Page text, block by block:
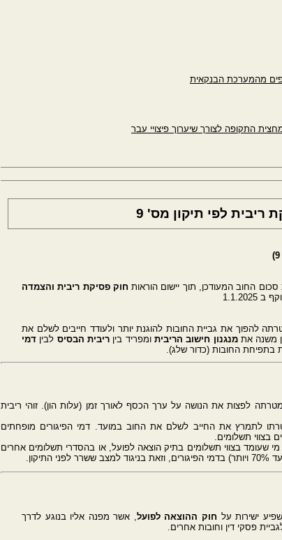
מהמערכת הבנקאית
התקופה לצורך שיערוך פיצויי עבר
לפי תיקון מס' 9
החוב המעודכן, תוך יישום הוראות חוק פסיקת ריבית והצמדה
להפוך את גביית החובות להוגנת יותר ולעודד חייבים לשלם את
משנה אתמנגנון חישוב הריבית ומפריד ביןריבית הבסיס לבין דמי
החובות (כדור שלג).
מטרתה לפצות את הנושה על ערך הכסף לאורך זמן (עלות הון). זוהי ריבית
לתמרץ את החייב לשלם את החוב במועד. דמי הפיגורים מופחתים
בצווי תשלומים.
מי שעומד בצווי תשלומים בתיק הוצאה לפועל, או בהסדרי תשלומים אחרים
ישירות על חוק ההוצאה לפועל , אשר מפנה אליו בנוגע לדרך
פסקי דין וחובות אחרים.